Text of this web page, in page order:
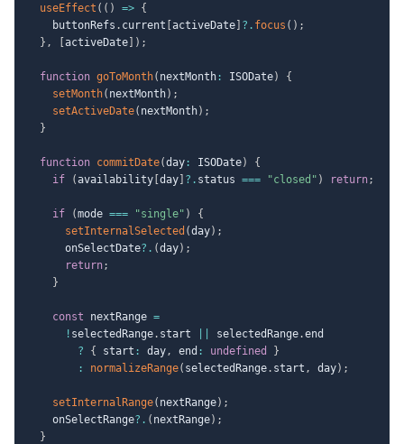
useEffect ( ( ) => {
    buttonRefs
. current activeDate ?. focus ( ) ;
} , activeDate ) ;
function goToMonth( nextMonth : ISODate)
{
setMonth( nextMonth) ;
setActiveDate( nextMonth) ;
}
function commitDate(day : ISODate)
{
if
(availability day ?. status === "closed" ) return;
if (mode === "single" )
{
setInternalSelected (day) ;
      onSelectDate
?. (day) ;
return;
}
const nextRange =
! selectedRange. start selectedRange.end
?
{ start : day, end : undefined
}
:
normalizeRange( selectedRange. start , day) ;
setInternalRange( nextRange) ;
    onSelectRange
?. ( nextRange) ;
}